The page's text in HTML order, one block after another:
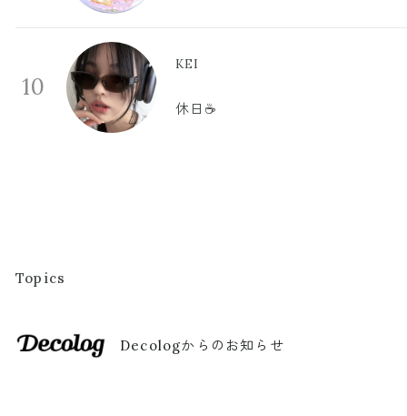
10
KEI
休日☕️
Topics
Decologからのお知らせ